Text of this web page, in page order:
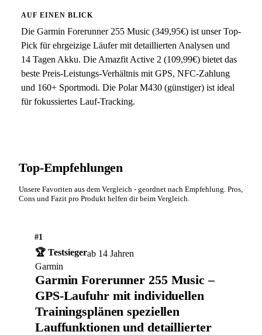
AUF EINEN BLICK
Die Garmin Forerunner 255 Music (349,95€) ist unser Top-
Pick für ehrgeizige Läufer mit detaillierten Analysen und
14 Tagen Akku. Die Amazfit Active 2 (109,99€) bietet das
beste Preis-Leistungs-Verhältnis mit GPS, NFC-Zahlung
und 160+ Sportmodi. Die Polar M430 (günstiger) ist ideal
für fokussiertes Lauf-Tracking.
Top-Empfehlungen
Unsere Favoriten aus dem Vergleich - geordnet nach Empfehlung. Pros,
Cons und Fazit pro Produkt helfen dir beim Vergleich.
#1
🏆 Testsiegerab 14 Jahren
Garmin
Garmin Forerunner 255 Music –
GPS-Laufuhr mit individuellen
Trainingsplänen speziellen
Lauffunktionen und detaillierter